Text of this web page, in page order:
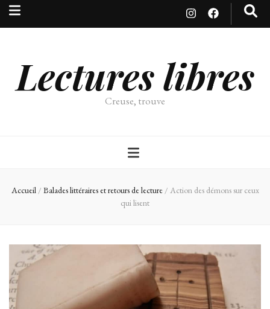
Lectures libres
Creuse, trouve
Accueil / Balades littéraires et retours de lecture / Action des démons sur ceux
qui lisent